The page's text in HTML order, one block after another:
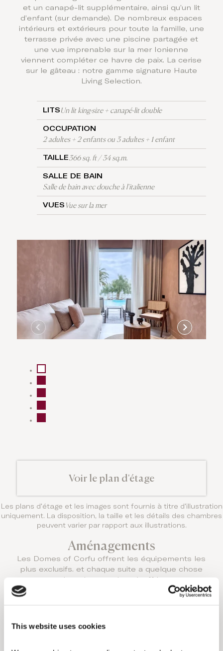
This website uses cookies
et un canapé-lit supplémentaire, ainsi qu’un lit
d’enfant (sur demande). De nombreux espaces
intérieurs et extérieurs pour toute la famille, une
terrasse privée avec une piscine partagée et
une vue imprenable sur la mer Ionienne
viennent compléter ce havre de paix. La cerise
sur le gâteau : notre gamme signature Haute
Living Selection.
LITS Un lit king-size + canapé-lit double
OCCUPATION
2 adultes + 2 enfants ou 3 adultes + 1 enfant
TAILLE366 sq. ft / 34 sq.m.
SALLE DE BAIN
Salle de bain avec douche à l'italienne
VUES Vue sur la mer
Voir le plan d'étage
Les plans d'étage et les images sont fournis à titre d'illustration
uniquement. La disposition, la taille et les détails des chambres
peuvent varier par rapport aux illustrations.
Aménagements
Les Domes of Corfu offrent les équipements les
plus exclusifs. et chaque suite a quelque chose
D'HÉBERGEMENT
CARACTÉRISTIQUES